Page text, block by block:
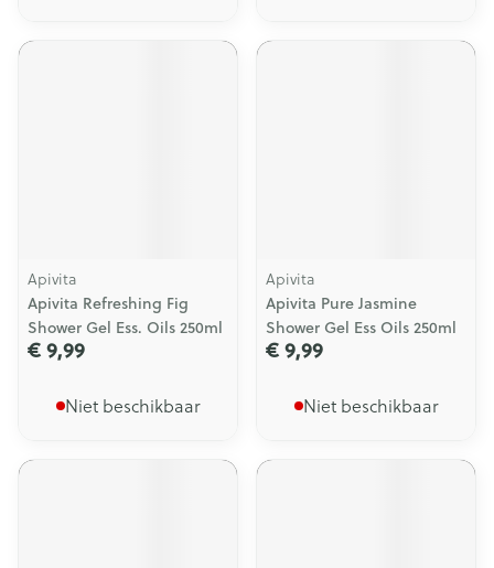
Apivita
Apivita Refreshing Fig
Shower Gel Ess. Oils 250ml
€ 9,99
Niet beschikbaar
Apivita
Apivita Pure Jasmine
Shower Gel Ess Oils 250ml
€ 9,99
Niet beschikbaar